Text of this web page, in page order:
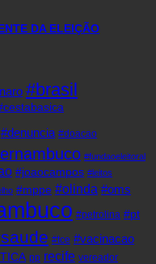
DA ELEIÇÃO
#brasil
#denuncia #doacao
#fundaoeleitoral
#joaocampos #leitos
#mppe #olinda #oms
#petrolina #pt
#tce #vacinacao
pp recife vereador